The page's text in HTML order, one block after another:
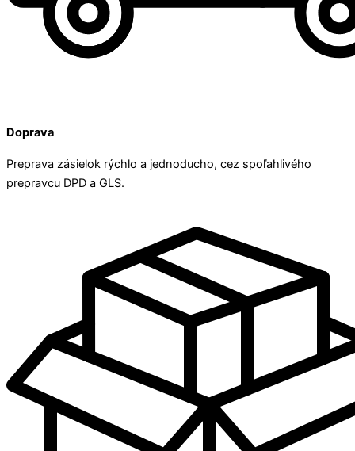
Doprava
Preprava zásielok rýchlo a jednoducho, cez spoľahlivého
prepravcu DPD a GLS.